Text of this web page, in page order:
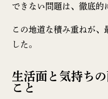
できない問題は、徹底的
この地道な積み重ねが、
した。
生活面と気持ち
こと